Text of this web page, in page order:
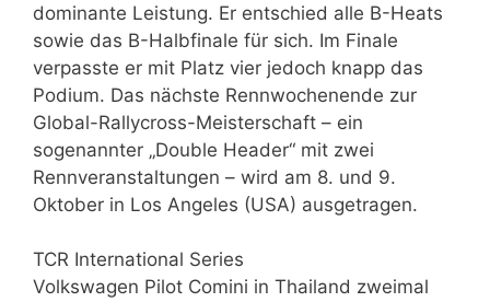
dominante Leistung. Er entschied alle B-Heats
sowie das B-Halbfinale für sich. Im Finale
verpasste er mit Platz vier jedoch knapp das
Podium. Das nächste Rennwochenende zur
Global-Rallycross-Meisterschaft – ein
sogenannter „Double Header“ mit zwei
Rennveranstaltungen – wird am 8. und 9.
Oktober in Los Angeles (USA) ausgetragen.
TCR International Series
Volkswagen Pilot Comini in Thailand zweimal